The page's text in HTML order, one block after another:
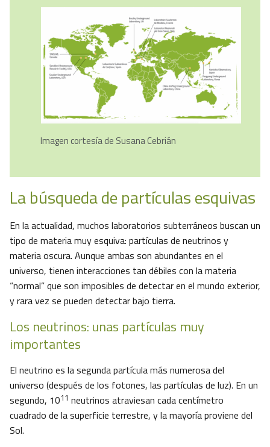
Imagen cortesía de Susana Cebrián
La búsqueda de partículas esquivas
En la actualidad, muchos laboratorios subterráneos buscan un
tipo de materia muy esquiva: partículas de neutrinos y
materia oscura. Aunque ambas son abundantes en el
universo, tienen interacciones tan débiles con la materia
“normal” que son imposibles de detectar en el mundo exterior,
y rara vez se pueden detectar bajo tierra.
Los neutrinos: unas partículas muy
importantes
El neutrino es la segunda partícula más numerosa del
universo (después de los fotones, las partículas de luz). En un
segundo, 1011 neutrinos atraviesan cada centímetro
cuadrado de la superficie terrestre, y la mayoría proviene del
Sol.